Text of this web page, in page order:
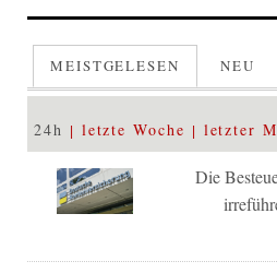
MEISTGELESEN NEU
24h letzte Woche letzter
Die